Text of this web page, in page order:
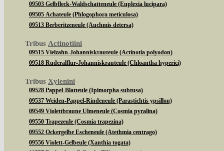
09503 Gelbfleck-Waldschatteneule (Euplexia lucipara)
09505 Achateule (Phlogophora meticulosa)
09513 Berberitzeneule (Auchmis detersa)
Tribus Actinotiini
09515 Vielzahn-Johanniskrauteule (Actinotia polyodon)
09518 Ruderalflur-Johanniskrauteule (Chloantha hyperici)
Tribus Xylenini
09528 Pappel-Blatteule (Ipimorpha subtusa)
09537 Weiden-Pappel-Rindeneule (Parastichtis ypsillon)
09549 Violettbraune Ulmeneule (Cosmia pyralina)
09550 Trapezeule (Cosmia trapezina)
09552 Ockergelbe Escheneule (Atethmia centrago)
09556 Violett-Gelbeule (Xanthia togata)